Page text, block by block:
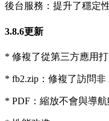
後台服務：提升了穩定
3.8.6更新
* 修複了從第三方應用
* fb2.zip：修複了訪問
* PDF：縮放不會與導